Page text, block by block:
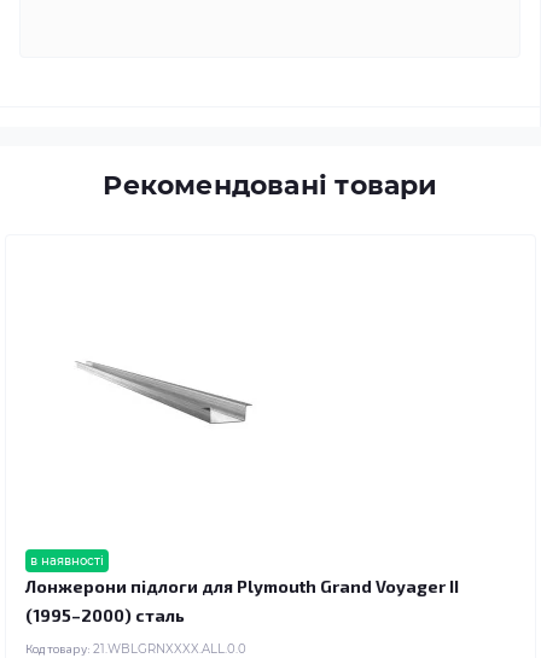
Рекомендовані товари
в наявності
Лонжерони підлоги для Plymouth Grand Voyager II
(1995–2000) сталь
Код товару: 21.WBLGRNXXXX.ALL.0.0